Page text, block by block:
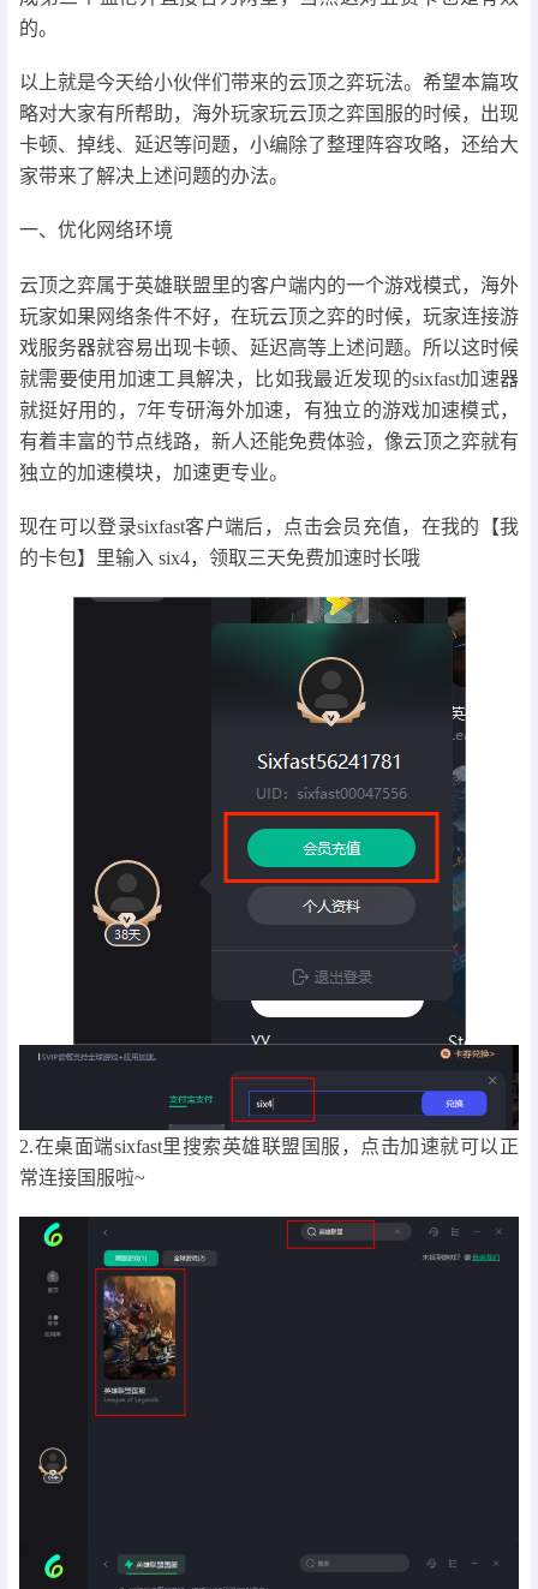
的。
以上就是今天给小伙伴们带来的云顶之弈玩法。希望本篇攻
略对大家有所帮助，海外玩家玩云顶之弈国服的时候，出现
卡顿、掉线、延迟等问题，小编除了整理阵容攻略，还给大
家带来了解决上述问题的办法。
一、优化网络环境
云顶之弈属于英雄联盟里的客户端内的一个游戏模式，海外
玩家如果网络条件不好，在玩云顶之弈的时候，玩家连接游
戏服务器就容易出现卡顿、延迟高等上述问题。所以这时候
就需要使用加速工具解决，比如我最近发现的sixfast加速器
就挺好用的，7年专研海外加速，有独立的游戏加速模式，
有着丰富的节点线路，新人还能免费体验，像云顶之弈就有
独立的加速模块，加速更专业。
现在可以登录sixfast客户端后，点击会员充值，在我的【我
的卡包】里输入 six4，领取三天免费加速时长哦
2.在桌面端sixfast里搜索英雄联盟国服，点击加速就可以正
常连接国服啦~